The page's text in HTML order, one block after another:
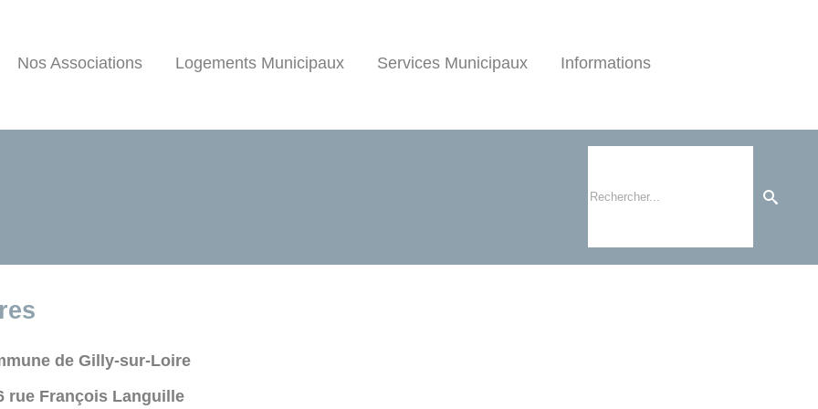
Nos Associations Logements Municipaux Services Municipaux Informations
de Gilly-sur-Loire
rue François Languille